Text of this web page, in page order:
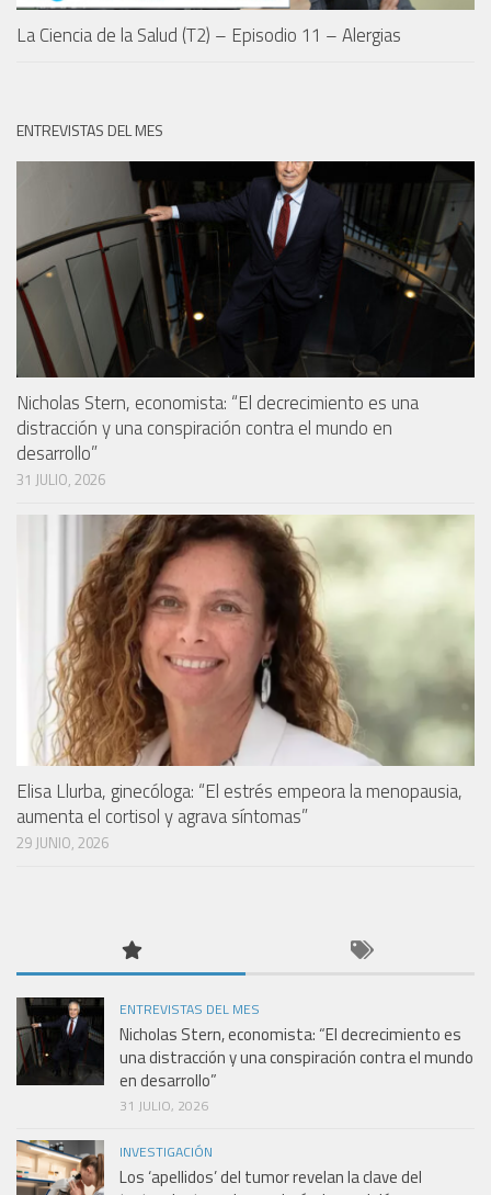
La Ciencia de la Salud (T2) – Episodio 11 – Alergias
ENTREVISTAS DEL MES
Nicholas Stern, economista: “El decrecimiento es una
distracción y una conspiración contra el mundo en
desarrollo”
31 JULIO, 2026
Elisa Llurba, ginecóloga: “El estrés empeora la menopausia,
aumenta el cortisol y agrava síntomas”
29 JUNIO, 2026
ENTREVISTAS DEL MES
Nicholas Stern, economista: “El decrecimiento es
una distracción y una conspiración contra el mundo
en desarrollo”
31 JULIO, 2026
INVESTIGACIÓN
Los ‘apellidos’ del tumor revelan la clave del